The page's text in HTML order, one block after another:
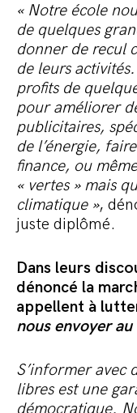
« Notre école
de quelques
donner de recul
de leurs
profits de
pour améliorer
publicitaires,
de l’énergie,
finance, ou
« vertes » mais
climatique »,
juste diplômé.
Dans leurs
dénoncé la
appellent à
nous envoyer
S’informer avec
libres est une